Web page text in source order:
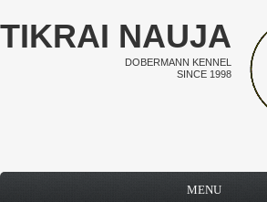
Skip to main content
TIKRAI NAUJA
DOBERMANN KENNEL
SINCE 1998
MENU